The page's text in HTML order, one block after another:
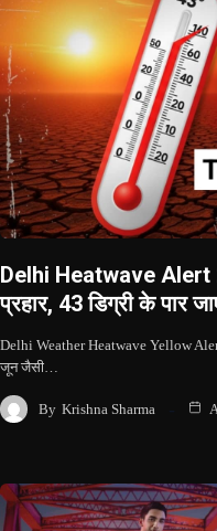
Delhi Heatwave Alert
प्रहार, 43 डिग्री के पार
Delhi Weather Heatwave Yellow
जून जैसी…
By Krishna Sharma